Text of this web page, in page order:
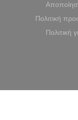
Πολιτική
Πολιτική